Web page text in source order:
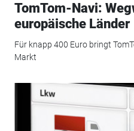
TomTom-Navi:
europäische Länder
Für knapp 400 Euro bringt
Markt